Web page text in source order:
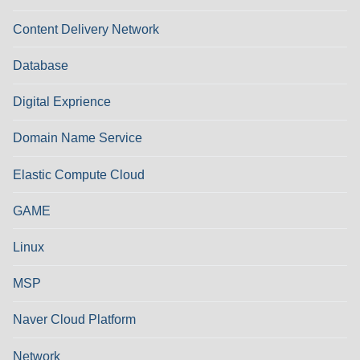
Content Delivery Network
Database
Digital Exprience
Domain Name Service
Elastic Compute Cloud
GAME
Linux
MSP
Naver Cloud Platform
Network